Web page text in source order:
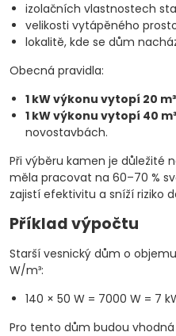
izolačních vlastnostech
velikosti vytápěného
lokalitě, kde se dům
Obecná pravidla:
1 kW výkonu vytopí 20 m³
1 kW výkonu vytopí 40 m³
novostavbách.
Při výběru kamen je důležité
měla pracovat na 60–70 %
zajistí efektivitu a sníží riziko
Příklad výpočtu
Starší vesnický dům o
W/m³:
140 × 50 W = 7000 W = 7
Pro tento dům budou